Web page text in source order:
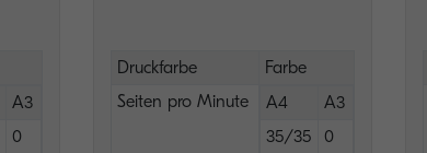
A3
0
Druckfarbe
Farbe
Seiten pro Minute
A4
A3
35/35
0